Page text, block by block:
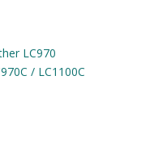
LC970
/ LC1100C